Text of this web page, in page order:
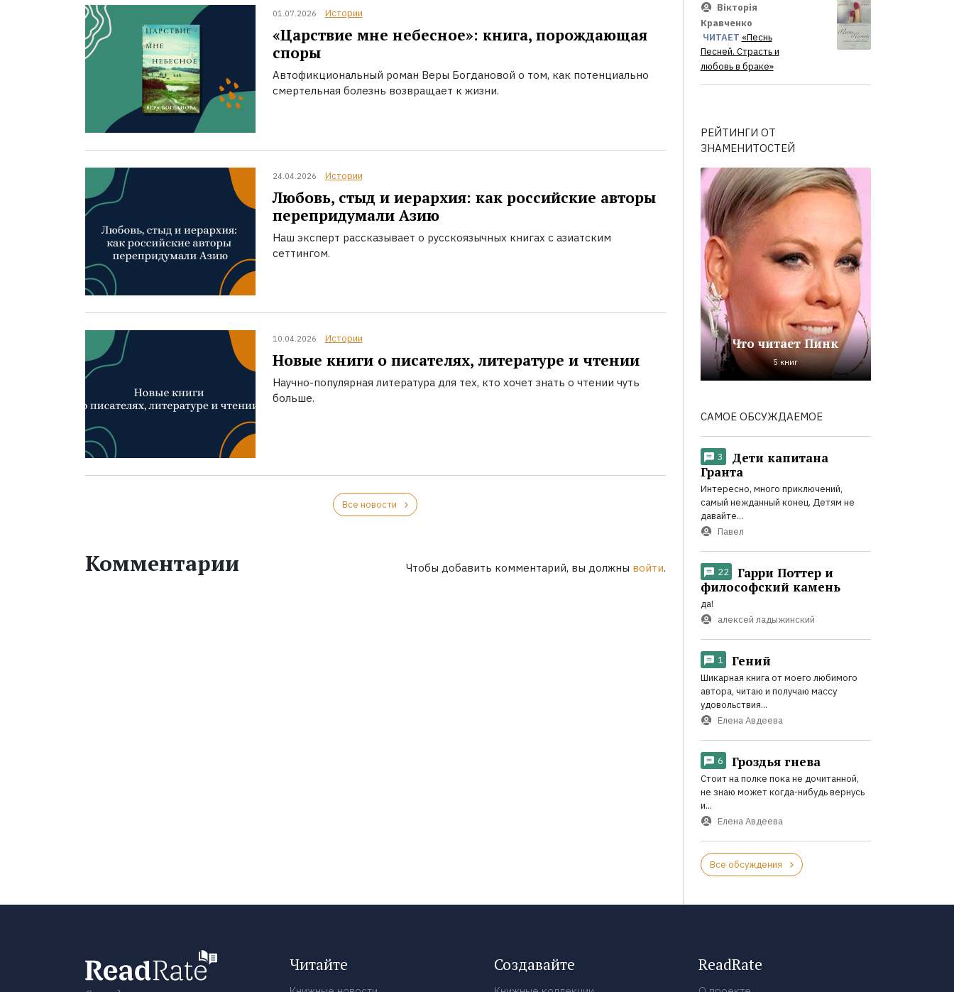
01.07.2026 Истории
«Царствие мне небесное»: книга, порождающая
споры
Автофикциональный роман Веры Богдановой о том, как потенциально
смертельная болезнь возвращает к жизни.
24.04.2026 Истории
Любовь, стыд и иерархия: как российские авторы
перепридумали Азию
Наш эксперт рассказывает о русскоязычных книгах с азиатским
сеттингом.
10.04.2026 Истории
Новые книги о писателях, литературе и чтении
Научно-популярная литература для тех, кто хочет знать о чтении чуть
больше.
Все новости
Комментарии Чтобы добавить комментарий, вы должны войти.
Вікторія
Кравченко
ЧИТАЕТ «Песнь
Песней. Страсть и
любовь в браке»
РЕЙТИНГИ ОТ
ЗНАМЕНИТОСТЕЙ
Что читает Пинк
5 книг
САМОЕ ОБСУЖДАЕМОЕ
3
Дети капитана
Гранта
Интересно, много приключений,
самый нежданный конец. Детям не
давайте...
Павел
22
Гарри Поттер и
философский камень
да!
алексей ладыжинский
1 Гений
Шикарная книга от моего любимого
автора, читаю и получаю массу
удовольствия...
Елена Авдеева
6 Гроздья гнева
Стоит на полке пока не дочитанной,
не знаю может когда-нибудь вернусь
и...
Елена Авдеева
Все обсуждения
Читайте Создавайте ReadRate